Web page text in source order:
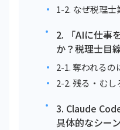
1-2. なぜ税理
2. 「AIに仕事
か？税理士目
2-1. 奪われる
2-2. 残る・む
3. Claude
具体的なシーン